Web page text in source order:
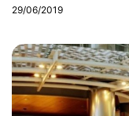
29/06/2019